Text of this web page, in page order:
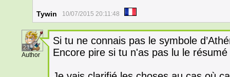
Tywin 10/07/2015 20:11:48
23
Author
Si tu ne connais pas le symbole
Encore pire si tu n'as pas lu le